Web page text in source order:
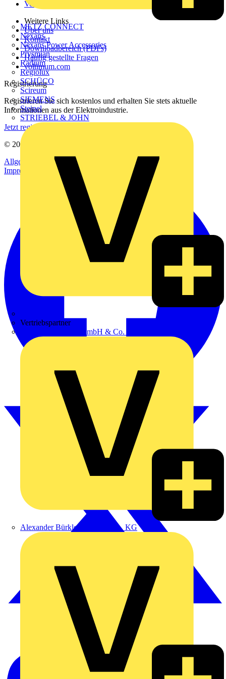
METZ CONNECT
Nexans
Nexans Power Accessories
Prysmian
Radium
Regiolux
SCHÜCO
Scireum
SIEMENS
Steinel
STRIEBEL & JOHN
Vertriebspartner
Adalbert Zajadacz GmbH & Co. KG
Alexander Bürkle GmbH & Co. KG
Voltimum+
Weitere Links
Über uns
Kontakt
Downloadbereich (PDFs)
Häufig gestellte Fragen
voltimum.com
Registrierung
Registrieren Sie sich kostenlos und erhalten Sie stets aktuelle
Informationen aus der Elektroindustrie.
Jetzt registrieren
© 2002-
Allgemeine Geschäftsbedingungen
Datenschutzerklärung
Impressum